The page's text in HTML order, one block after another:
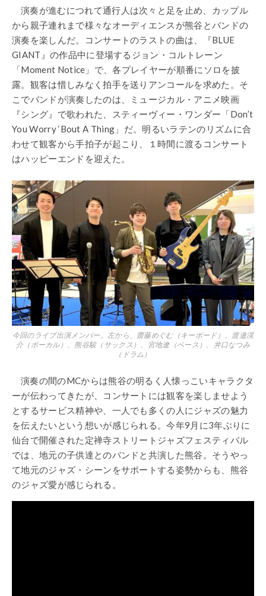
演奏が進むにつれて通行人は次々と足を止め、カップル
から親子連れまで様々なオーディエンスが熊谷とバンドの
演奏を楽しんだ。コンサートのラストの曲は、『BLUE
GIANT』の作品中に登場するジョン・コルトレーン
「Moment Notice」で、各プレイヤーが順番にソロを披
露。観客は惜しみなく拍手を送りアンコールを求めた。そ
こでバンドが演奏したのは、ミュージカル・アニメ映画
『シング』で歌われた、スティーヴィー・ワンダー「Don’t
You Worry ‘Bout A Thing」だ。明るいラテンのリズムに合
わせて観客から手拍子が起こり、１時間に渡るコンサート
はハッピーエンドを迎えた。
今回のライブ出演メンバー。左から、齋藤めぐむ（キーボード）、渡邉滉
介（ボーカル）、熊谷駿（サックス）、宮地遼（ベース）、井口なつみ
（ドラム）
演奏の間のMCからは熊谷の明るく人懐っこいキャラクタ
ーが伝わってきたが、コンサートには観客を楽しませよう
とするサービス精神や、一人でも多くの人にジャズの魅力
を伝えたいという想いが感じられる。今年9月に3年ぶりに
仙台で開催された定禅寺ストリートジャズフェスティバル
では、地元の子供達とのバンドと共演した熊谷。そうやっ
て地元のジャズ・シーンをサポートする姿勢からも、熊谷
のジャズ愛が感じられる。